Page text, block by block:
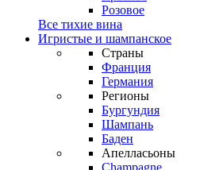
Розовое
Все тихие вина
Игристые и шампанское
Страны
Франция
Германия
Регионы
Бургундия
Шампань
Баден
Апелласьоны
Champagne